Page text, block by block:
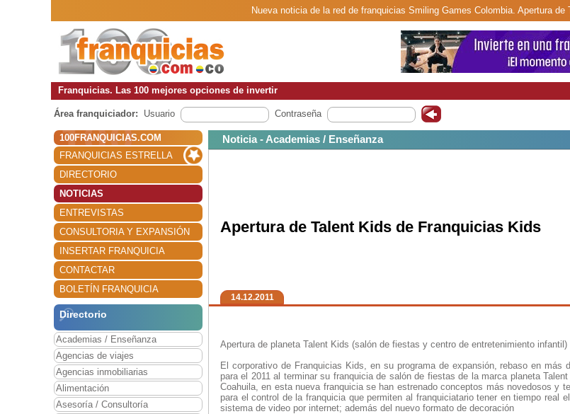
Nueva noticia de la red de franquicias Smiling Games Colombia. Apertura
Franquicias. Las 100 mejores opciones de invertir
Área franquiciador: Usuario Contraseña
100FRANQUICIAS.COM
FRANQUICIAS ESTRELLA
DIRECTORIO
NOTICIAS
ENTREVISTAS
CONSULTORIA Y EXPANSIÓN
INSERTAR FRANQUICIA
CONTACTAR
BOLETÍN FRANQUICIA
Directorio
Academias / Enseñanza
Agencias de viajes
Agencias inmobiliarias
Alimentación
Asesoría / Consultoría
Noticia - Academias / Enseñanza
Apertura de Talent Kids de Franquicias Kids
14.12.2011
Apertura de planeta Talent Kids (salón de fiestas y centro de entretenimiento infantil)
El corporativo de Franquicias Kids, en su programa de expansión, rebaso en más
para el 2011 al terminar su franquicia de salón de fiestas de la marca planeta
Coahuila, en esta nueva franquicia se han estrenado conceptos más novedosos y
para el control de la franquicia que permiten al franquiciatario tener en tiempo real
sistema de video por internet; además del nuevo formato de decoración